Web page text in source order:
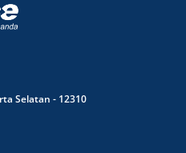
Selatan - 12310